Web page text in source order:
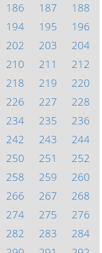
186 187
188
194 195
196
202 203
204
210 211
212
218 219
220
226 227
228
234 235
236
242 243
244
250 251
252
258 259
260
266 267
268
274 275
276
282 283
284